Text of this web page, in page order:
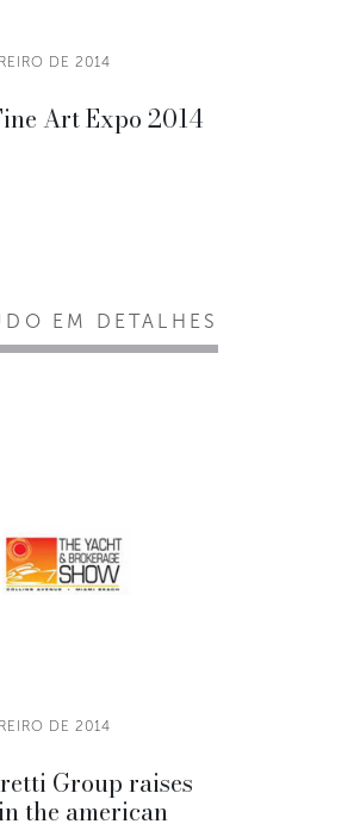
DE 2014
Art Expo 2014
EM DETALHES
DE 2014
Group raises
the american